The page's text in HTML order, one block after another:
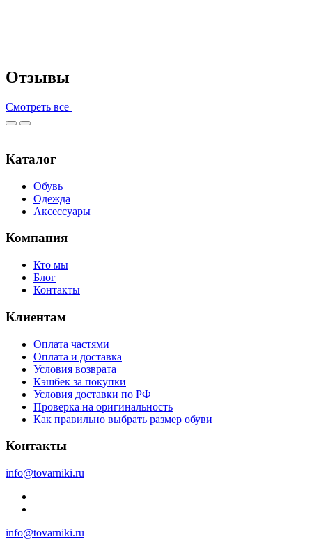
Отзывы
Смотреть все
Каталог
Обувь
Одежда
Аксессуары
Компания
Кто мы
Блог
Контакты
Клиентам
Оплата частями
Оплата и доставка
Условия возврата
Кэшбек за покупки
Условия доставки по РФ
Проверка на оригинальность
Как правильно выбрать размер обуви
Контакты
info@tovarniki.ru
info@tovarniki.ru